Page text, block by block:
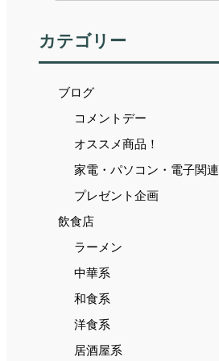
カテゴリー
ブログ
コメントデー
オススメ商品！
家電・パソコン・電子関連
プレゼント企画
飲食店
ラーメン
中華系
和食系
洋食系
居酒屋系